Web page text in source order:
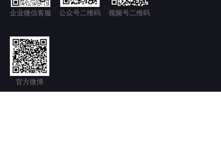
企业微信客服 公众号二维码 视频号二维码
官方微博